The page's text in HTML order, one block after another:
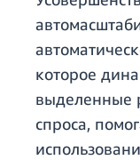
которое
выделенные
спроса,